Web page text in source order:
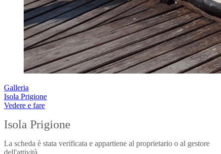
Galleria
Isola Prigione
Vedere e fare
Isola Prigione
La scheda è stata verificata e appartiene al proprietario o al gestore
dell'attività.